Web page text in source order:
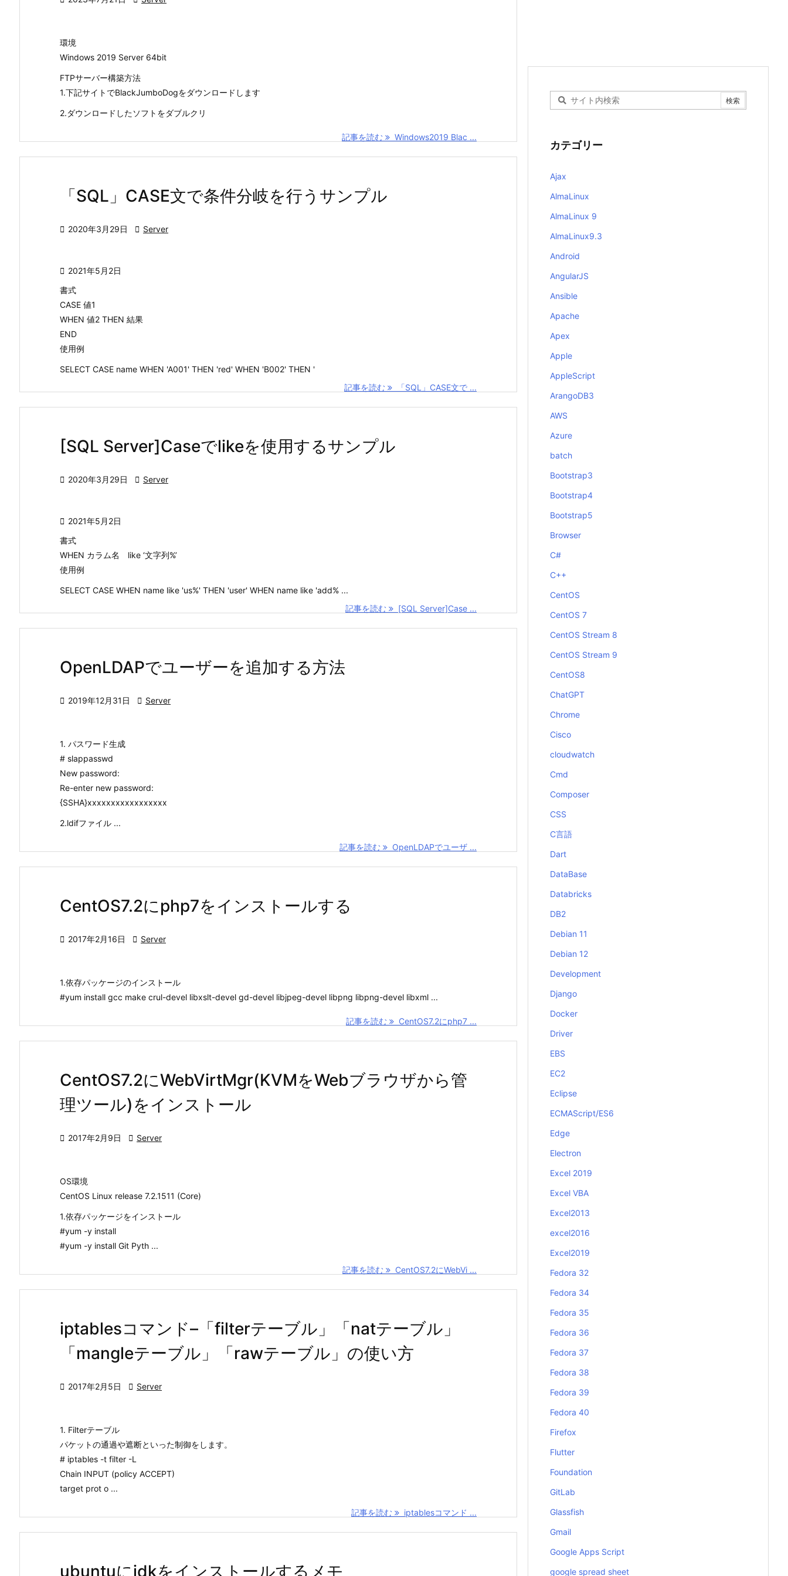
環境
Windows 2019 Server 64bit
FTPサーバー構築方法
1.下記サイトでBlackJumboDogをダウンロードします
2.ダウンロードしたソフトをダブルクリ
記事を読む Windows2019 Blac ...
「SQL」CASE文で条件分岐を行うサンプル
 2020年3月29日  Server
 2021年5月2日
書式
CASE 値1
WHEN 値2 THEN 結果
END
使用例
SELECT CASE name WHEN 'A001' THEN 'red' WHEN 'B002' THEN '
記事を読む
「SQL」CASE文で ...
[SQL Server]Caseでlikeを使用するサンプル
 2020年3月29日  Server
 2021年5月2日
書式
WHEN カラム名 like ‘文字列%’
使用例
SELECT CASE WHEN name like 'us%' THEN 'user' WHEN name like 'add% ...
記事を読む
[SQL Server]Case ...
OpenLDAPでユーザーを追加する方法
 2019年12月31日  Server
1. パスワード生成
# slappasswd
New password:
Re-enter new password:
{SSHA}xxxxxxxxxxxxxxxxx
2.ldifファイル ...
記事を読む OpenLDAPでユーザ ...
CentOS7.2にphp7をインストールする
 2017年2月16日  Server
1.依存パッケージのインストール
#yum install gcc make crul-devel libxslt-devel gd-devel libjpeg-devel libpng libpng-devel libxml ...
記事を読む CentOS7.2にphp7 ...
CentOS7.2にWebVirtMgr(KVMをWebブラウザから管
理ツール)をインストール
 2017年2月9日  Server
OS環境
CentOS Linux release 7.2.1511 (Core)
1.依存パッケージをインストール
#yum -y install
#yum -y install Git Pyth ...
記事を読む CentOS7.2にWebVi ...
iptablesコマンド–「filterテーブル」「natテーブル」
「mangleテーブル」「rawテーブル」の使い方
 2017年2月5日  Server
1. Filterテーブル
パケットの通過や遮断といった制御をします。
# iptables -t filter -L
Chain INPUT (policy ACCEPT)
target prot o ...
記事を読む iptablesコマンド ...
ubuntuにjdkをインストールするメモ
カテゴリー
Ajax
AlmaLinux
AlmaLinux 9
AlmaLinux9.3
Android
AngularJS
Ansible
Apache
Apex
Apple
AppleScript
ArangoDB3
AWS
Azure
batch
Bootstrap3
Bootstrap4
Bootstrap5
Browser
C#
C++
CentOS
CentOS 7
CentOS Stream 8
CentOS Stream 9
CentOS8
ChatGPT
Chrome
Cisco
cloudwatch
Cmd
Composer
CSS
C言語
Dart
DataBase
Databricks
DB2
Debian 11
Debian 12
Development
Django
Docker
Driver
EBS
EC2
Eclipse
ECMAScript/ES6
Edge
Electron
Excel 2019
Excel VBA
Excel2013
excel2016
Excel2019
Fedora 32
Fedora 34
Fedora 35
Fedora 36
Fedora 37
Fedora 38
Fedora 39
Fedora 40
Firefox
Flutter
Foundation
GitLab
Glassfish
Gmail
Google Apps Script
google spread sheet